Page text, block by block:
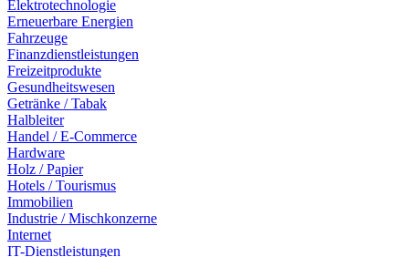
Elektrotechnologie
Erneuerbare Energien
Fahrzeuge
Finanzdienstleistungen
Freizeitprodukte
Gesundheitswesen
Getränke / Tabak
Halbleiter
Handel / E-Commerce
Hardware
Holz / Papier
Hotels / Tourismus
Immobilien
Industrie / Mischkonzerne
Internet
IT-Dienstleistungen